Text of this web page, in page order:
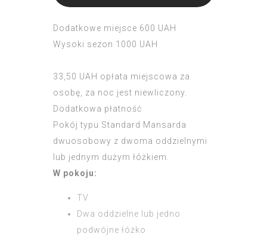
Dodatkowe miejsce 600 UAH
Wysoki sezon 1000 UAH
33,50 UAH opłata miejscowa za
osobę, za noc jest niewliczony.
Dodatkowa płatność
Pokój typu Standard Mansarda
dwuosobowy z dwoma oddzielnymi
lub jednym dużym łóżkiem.
W pokoju:
TV
Dwa oddzielne lub jedno
podwójne łóżko